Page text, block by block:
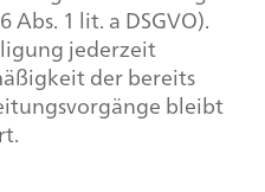
1 lit. a DSGVO).
jederzeit
der bereits
bleibt